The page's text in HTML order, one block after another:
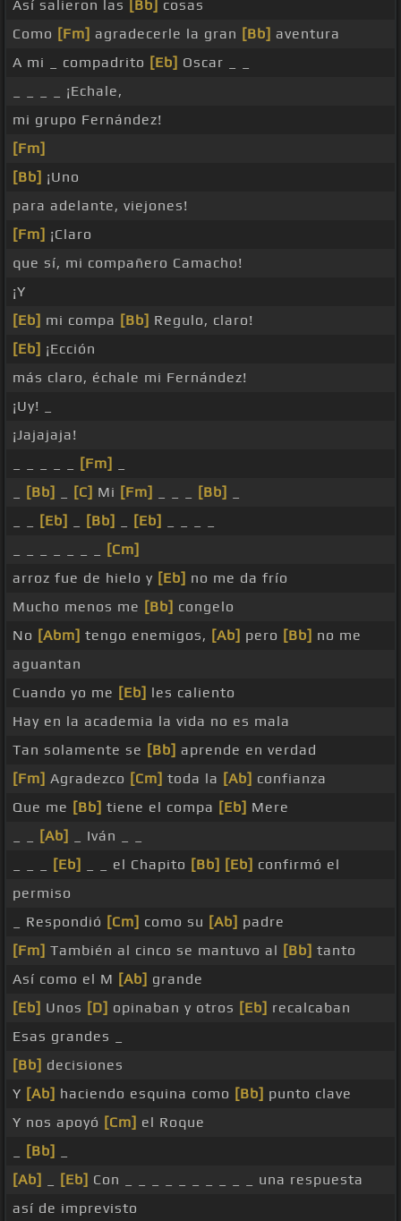
Así salieron las [Bb]
cosas
Como [Fm] agradecerle la gran [Bb] aventura
A mi _ compadrito [Eb] Oscar _ _
_ _ _ _ ¡Echale,
mi grupo Fernández!
[Fm]
[Bb] ¡Uno
para adelante, viejones!
[Fm] ¡Claro
que sí, mi compañero Camacho!
¡Y
[Eb] mi compa [Bb] Regulo, claro!
[Eb] ¡Ección
más claro, échale mi Fernández!
¡Uy! _
¡Jajajaja!
[Fm]
[Bb] [C] Mi [Fm] [Bb]
[Eb] [Bb] [Eb]
[Cm]
arroz fue de hielo y [Eb] no me da frío
Mucho menos me [Bb] congelo
No [Abm] tengo enemigos, [Ab] pero [Bb] no me
aguantan
Cuando yo me [Eb] les caliento
Hay en la academia la vida no es mala
Tan solamente se [Bb] aprende en verdad
[Fm] Agradezco [Cm] toda la [Ab] confianza
Que me [Bb] tiene el compa [Eb] Mere
[Ab]
_ Iván _ _
[Eb] _ _ el Chapito [Bb] [Eb] confirmó el
permiso
_ Respondió [Cm] como su [Ab] padre
[Fm] También al cinco se mantuvo al [Bb] tanto
Así como el M [Ab] grande
[Eb] Unos [D] opinaban y otros [Eb] recalcaban
Esas grandes _
[Bb] decisiones
Y [Ab] haciendo esquina como [Bb] punto clave
Y nos apoyó [Cm] el Roque
[Bb]
[Ab]
[Eb] Con _ _ _ _ _ _ _ _ _ _ una respuesta
así de imprevisto